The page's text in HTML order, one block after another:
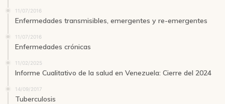
11/07/2016
Enfermedades transmisibles, emergentes y re-emergentes
11/07/2016
Enfermedades crónicas
11/02/2025
Informe Cualitativo de la salud en Venezuela: Cierre del 2024
14/09/2017
Tuberculosis